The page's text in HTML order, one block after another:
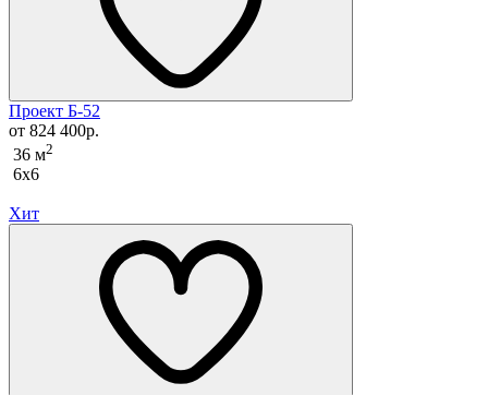
Проект Б-52
от 824 400р.
36 м2
6x6
Хит